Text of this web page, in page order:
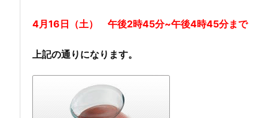
4月16日（土） 午後2時45分~午後4時45分まで
上記の通りになります。